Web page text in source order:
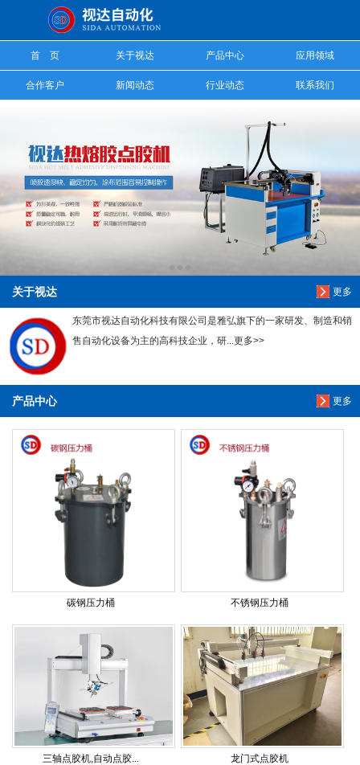
首 页 关于视达 产品中心 应用领域
合作客户 新闻动态 行业动态 联系我们
更多
关于视达
东莞市视达自动化科技有限公司是雅弘旗下的一家研发、制造和销
售自动化设备为主的高科技企业，研...更多>>
更多
产品中心
碳钢压力桶 不锈钢压力桶
三轴点胶机,自动点胶... 龙门式点胶机
信息搜索
搜索